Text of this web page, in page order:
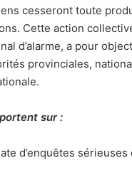
cesseront toute
Cette action
d’alarme, a pour
provinciales,
sur :
d’enquêtes sérieuses